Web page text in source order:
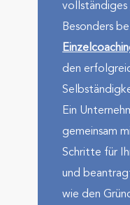
voll­stän­diges
Besonders
den
Ein
gemeinsam
Schritte für
und
wie den